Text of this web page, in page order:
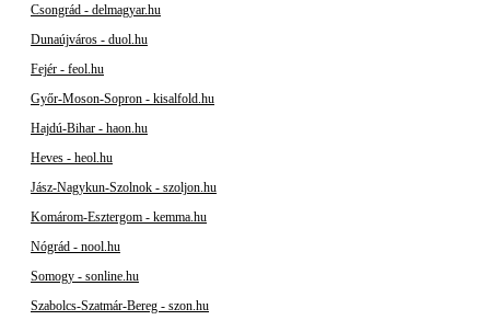
Csongrád - delmagyar.hu
Dunaújváros - duol.hu
Fejér - feol.hu
Győr-Moson-Sopron - kisalfold.hu
Hajdú-Bihar - haon.hu
Heves - heol.hu
Jász-Nagykun-Szolnok - szoljon.hu
Komárom-Esztergom - kemma.hu
Nógrád - nool.hu
Somogy - sonline.hu
Szabolcs-Szatmár-Bereg - szon.hu